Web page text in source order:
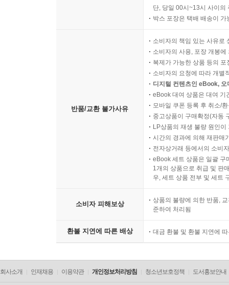
단, 당일 00시~13시 사이의
박스 포장은 택배 배송이
반품/교환 불가사유
소비자의 책임 있는 사유로
소비자의 사용, 포장 개봉
복제가 가능한 상품 등의
소비자의 요청에 따라 개별
디지털 컨텐츠인 eBook,
eBook 대여 상품은 대여 기
모바일 쿠폰 등록 후 취소/
중고상품이 구매확정(자동
LP상품의 재생 불량 원인
시간의 경과에 의해 재판매
전자상거래 등에서의 소비
eBook 세트 상품은 일괄 구
1개의 상품으로 취급 및 판
우, 세트 상품 전부 및 세트
소비자 피해보상
상품의 불량에 의한 반품,
준하여 처리됨
환불 지연에 따른 배상 대금 환불 및 환불 지연에
회사소개 인재채용 이용약관 개인정보처리방침 청소년보호정책 도서홍보안내